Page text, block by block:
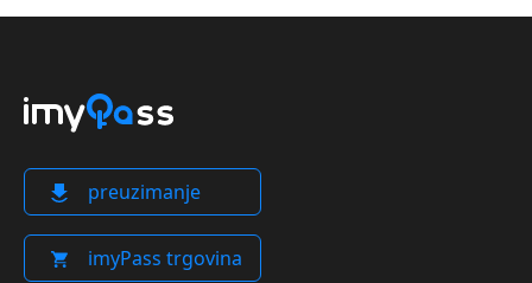
preuzimanje
imyPass trgovina